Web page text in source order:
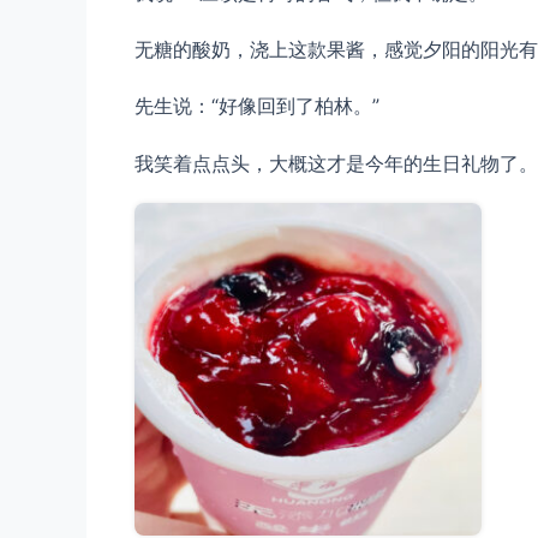
无糖的酸奶，浇上这款果酱，感觉夕阳的阳光
先生说：“好像回到了柏林。”
我笑着点点头，大概这才是今年的生日礼物了。